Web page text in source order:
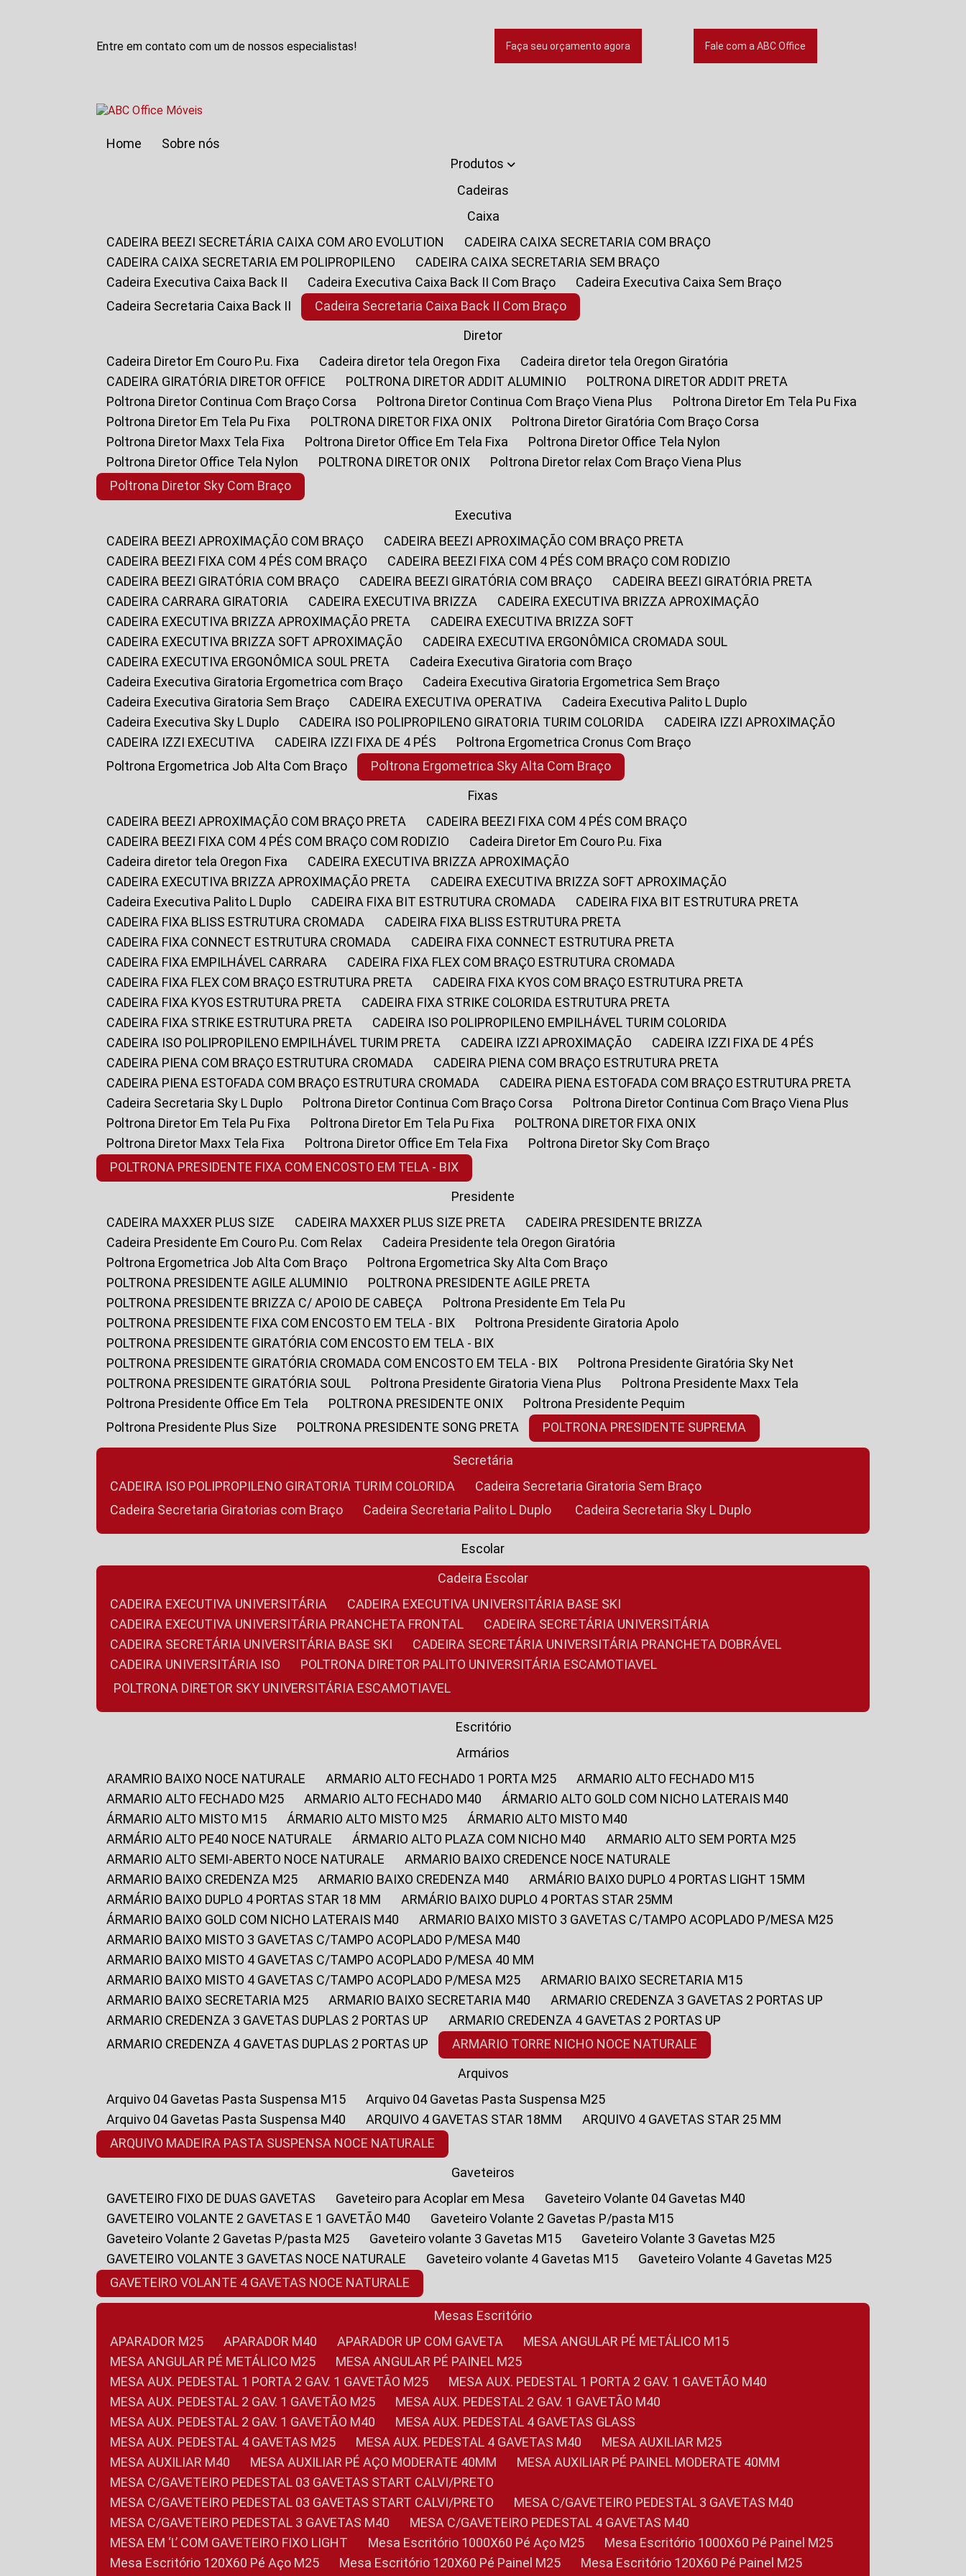
Entre em contato com um de nossos especialistas! Faça seu orçamento agora Fale com a ABC Office
Home
Sobre nós
Produtos
Cadeiras
Caixa
CADEIRA BEEZI SECRETÁRIA CAIXA COM ARO EVOLUTION
CADEIRA CAIXA SECRETARIA COM BRAÇO
CADEIRA CAIXA SECRETARIA EM POLIPROPILENO
CADEIRA CAIXA SECRETARIA SEM BRAÇO
Cadeira Executiva Caixa Back II
Cadeira Executiva Caixa Back II Com Braço
Cadeira Executiva Caixa Sem Braço
Cadeira Secretaria Caixa Back II
Cadeira Secretaria Caixa Back II Com Braço
Diretor
Cadeira Diretor Em Couro P.u. Fixa
Cadeira diretor tela Oregon Fixa
Cadeira diretor tela Oregon Giratória
CADEIRA GIRATÓRIA DIRETOR OFFICE
POLTRONA DIRETOR ADDIT ALUMINIO
POLTRONA DIRETOR ADDIT PRETA
Poltrona Diretor Continua Com Braço Corsa
Poltrona Diretor Continua Com Braço Viena Plus
Poltrona Diretor Em Tela Pu Fixa
Poltrona Diretor Em Tela Pu Fixa
POLTRONA DIRETOR FIXA ONIX
Poltrona Diretor Giratória Com Braço Corsa
Poltrona Diretor Maxx Tela Fixa
Poltrona Diretor Office Em Tela Fixa
Poltrona Diretor Office Tela Nylon
Poltrona Diretor Office Tela Nylon
POLTRONA DIRETOR ONIX
Poltrona Diretor relax Com Braço Viena Plus
Poltrona Diretor Sky Com Braço
Executiva
CADEIRA BEEZI APROXIMAÇÃO COM BRAÇO
CADEIRA BEEZI APROXIMAÇÃO COM BRAÇO PRETA
CADEIRA BEEZI FIXA COM 4 PÉS COM BRAÇO
CADEIRA BEEZI FIXA COM 4 PÉS COM BRAÇO COM RODIZIO
CADEIRA BEEZI GIRATÓRIA COM BRAÇO
CADEIRA BEEZI GIRATÓRIA COM BRAÇO
CADEIRA BEEZI GIRATÓRIA PRETA
CADEIRA CARRARA GIRATORIA
CADEIRA EXECUTIVA BRIZZA
CADEIRA EXECUTIVA BRIZZA APROXIMAÇÃO
CADEIRA EXECUTIVA BRIZZA APROXIMAÇÃO PRETA
CADEIRA EXECUTIVA BRIZZA SOFT
CADEIRA EXECUTIVA BRIZZA SOFT APROXIMAÇÃO
CADEIRA EXECUTIVA ERGONÔMICA CROMADA SOUL
CADEIRA EXECUTIVA ERGONÔMICA SOUL PRETA
Cadeira Executiva Giratoria com Braço
Cadeira Executiva Giratoria Ergometrica com Braço
Cadeira Executiva Giratoria Ergometrica Sem Braço
Cadeira Executiva Giratoria Sem Braço
CADEIRA EXECUTIVA OPERATIVA
Cadeira Executiva Palito L Duplo
Cadeira Executiva Sky L Duplo
CADEIRA ISO POLIPROPILENO GIRATORIA TURIM COLORIDA
CADEIRA IZZI APROXIMAÇÃO
CADEIRA IZZI EXECUTIVA
CADEIRA IZZI FIXA DE 4 PÉS
Poltrona Ergometrica Cronus Com Braço
Poltrona Ergometrica Job Alta Com Braço
Poltrona Ergometrica Sky Alta Com Braço
Fixas
CADEIRA BEEZI APROXIMAÇÃO COM BRAÇO PRETA
CADEIRA BEEZI FIXA COM 4 PÉS COM BRAÇO
CADEIRA BEEZI FIXA COM 4 PÉS COM BRAÇO COM RODIZIO
Cadeira Diretor Em Couro P.u. Fixa
Cadeira diretor tela Oregon Fixa
CADEIRA EXECUTIVA BRIZZA APROXIMAÇÃO
CADEIRA EXECUTIVA BRIZZA APROXIMAÇÃO PRETA
CADEIRA EXECUTIVA BRIZZA SOFT APROXIMAÇÃO
Cadeira Executiva Palito L Duplo
CADEIRA FIXA BIT ESTRUTURA CROMADA
CADEIRA FIXA BIT ESTRUTURA PRETA
CADEIRA FIXA BLISS ESTRUTURA CROMADA
CADEIRA FIXA BLISS ESTRUTURA PRETA
CADEIRA FIXA CONNECT ESTRUTURA CROMADA
CADEIRA FIXA CONNECT ESTRUTURA PRETA
CADEIRA FIXA EMPILHÁVEL CARRARA
CADEIRA FIXA FLEX COM BRAÇO ESTRUTURA CROMADA
CADEIRA FIXA FLEX COM BRAÇO ESTRUTURA PRETA
CADEIRA FIXA KYOS COM BRAÇO ESTRUTURA PRETA
CADEIRA FIXA KYOS ESTRUTURA PRETA
CADEIRA FIXA STRIKE COLORIDA ESTRUTURA PRETA
CADEIRA FIXA STRIKE ESTRUTURA PRETA
CADEIRA ISO POLIPROPILENO EMPILHÁVEL TURIM COLORIDA
CADEIRA ISO POLIPROPILENO EMPILHÁVEL TURIM PRETA
CADEIRA IZZI APROXIMAÇÃO
CADEIRA IZZI FIXA DE 4 PÉS
CADEIRA PIENA COM BRAÇO ESTRUTURA CROMADA
CADEIRA PIENA COM BRAÇO ESTRUTURA PRETA
CADEIRA PIENA ESTOFADA COM BRAÇO ESTRUTURA CROMADA
CADEIRA PIENA ESTOFADA COM BRAÇO ESTRUTURA PRETA
Cadeira Secretaria Sky L Duplo
Poltrona Diretor Continua Com Braço Corsa
Poltrona Diretor Continua Com Braço Viena Plus
Poltrona Diretor Em Tela Pu Fixa
Poltrona Diretor Em Tela Pu Fixa
POLTRONA DIRETOR FIXA ONIX
Poltrona Diretor Maxx Tela Fixa
Poltrona Diretor Office Em Tela Fixa
Poltrona Diretor Sky Com Braço
POLTRONA PRESIDENTE FIXA COM ENCOSTO EM TELA - BIX
Presidente
CADEIRA MAXXER PLUS SIZE
CADEIRA MAXXER PLUS SIZE PRETA
CADEIRA PRESIDENTE BRIZZA
Cadeira Presidente Em Couro P.u. Com Relax
Cadeira Presidente tela Oregon Giratória
Poltrona Ergometrica Job Alta Com Braço
Poltrona Ergometrica Sky Alta Com Braço
POLTRONA PRESIDENTE AGILE ALUMINIO
POLTRONA PRESIDENTE AGILE PRETA
POLTRONA PRESIDENTE BRIZZA C/ APOIO DE CABEÇA
Poltrona Presidente Em Tela Pu
POLTRONA PRESIDENTE FIXA COM ENCOSTO EM TELA - BIX
Poltrona Presidente Giratoria Apolo
POLTRONA PRESIDENTE GIRATÓRIA COM ENCOSTO EM TELA - BIX
POLTRONA PRESIDENTE GIRATÓRIA CROMADA COM ENCOSTO EM TELA - BIX
Poltrona Presidente Giratória Sky Net
POLTRONA PRESIDENTE GIRATÓRIA SOUL
Poltrona Presidente Giratoria Viena Plus
Poltrona Presidente Maxx Tela
Poltrona Presidente Office Em Tela
POLTRONA PRESIDENTE ONIX
Poltrona Presidente Pequim
Poltrona Presidente Plus Size
POLTRONA PRESIDENTE SONG PRETA POLTRONA PRESIDENTE SUPREMA
Secretária
CADEIRA ISO POLIPROPILENO GIRATORIA TURIM COLORIDA
Cadeira Secretaria Giratoria Sem Braço
Cadeira Secretaria Giratorias com Braço
Cadeira Secretaria Palito L Duplo Cadeira Secretaria Sky L Duplo
Escolar
Cadeira Escolar
CADEIRA EXECUTIVA UNIVERSITÁRIA
CADEIRA EXECUTIVA UNIVERSITÁRIA BASE SKI
CADEIRA EXECUTIVA UNIVERSITÁRIA PRANCHETA FRONTAL
CADEIRA SECRETÁRIA UNIVERSITÁRIA
CADEIRA SECRETÁRIA UNIVERSITÁRIA BASE SKI
CADEIRA SECRETÁRIA UNIVERSITÁRIA PRANCHETA DOBRÁVEL
CADEIRA UNIVERSITÁRIA ISO
POLTRONA DIRETOR PALITO UNIVERSITÁRIA ESCAMOTIAVEL
POLTRONA DIRETOR SKY UNIVERSITÁRIA ESCAMOTIAVEL
Escritório
Armários
ARAMRIO BAIXO NOCE NATURALE
ARMARIO ALTO FECHADO 1 PORTA M25
ARMARIO ALTO FECHADO M15
ARMARIO ALTO FECHADO M25
ARMARIO ALTO FECHADO M40
ÁRMARIO ALTO GOLD COM NICHO LATERAIS M40
ÁRMARIO ALTO MISTO M15
ÁRMARIO ALTO MISTO M25
ÁRMARIO ALTO MISTO M40
ARMÁRIO ALTO PE40 NOCE NATURALE
ÁRMARIO ALTO PLAZA COM NICHO M40
ARMARIO ALTO SEM PORTA M25
ARMARIO ALTO SEMI-ABERTO NOCE NATURALE
ARMARIO BAIXO CREDENCE NOCE NATURALE
ARMARIO BAIXO CREDENZA M25
ARMARIO BAIXO CREDENZA M40
ARMÁRIO BAIXO DUPLO 4 PORTAS LIGHT 15MM
ARMÁRIO BAIXO DUPLO 4 PORTAS STAR 18 MM
ARMÁRIO BAIXO DUPLO 4 PORTAS STAR 25MM
ÁRMARIO BAIXO GOLD COM NICHO LATERAIS M40
ARMARIO BAIXO MISTO 3 GAVETAS C/TAMPO ACOPLADO P/MESA M25
ARMARIO BAIXO MISTO 3 GAVETAS C/TAMPO ACOPLADO P/MESA M40
ARMARIO BAIXO MISTO 4 GAVETAS C/TAMPO ACOPLADO P/MESA 40 MM
ARMARIO BAIXO MISTO 4 GAVETAS C/TAMPO ACOPLADO P/MESA M25
ARMARIO BAIXO SECRETARIA M15
ARMARIO BAIXO SECRETARIA M25
ARMARIO BAIXO SECRETARIA M40
ARMARIO CREDENZA 3 GAVETAS 2 PORTAS UP
ARMARIO CREDENZA 3 GAVETAS DUPLAS 2 PORTAS UP
ARMARIO CREDENZA 4 GAVETAS 2 PORTAS UP
ARMARIO CREDENZA 4 GAVETAS DUPLAS 2 PORTAS UP
ARMARIO TORRE NICHO NOCE NATURALE
Arquivos
Arquivo 04 Gavetas Pasta Suspensa M15
Arquivo 04 Gavetas Pasta Suspensa M25
Arquivo 04 Gavetas Pasta Suspensa M40
ARQUIVO 4 GAVETAS STAR 18MM
ARQUIVO 4 GAVETAS STAR 25 MM
ARQUIVO MADEIRA PASTA SUSPENSA NOCE NATURALE
Gaveteiros
GAVETEIRO FIXO DE DUAS GAVETAS
Gaveteiro para Acoplar em Mesa
Gaveteiro Volante 04 Gavetas M40
GAVETEIRO VOLANTE 2 GAVETAS E 1 GAVETÃO M40
Gaveteiro Volante 2 Gavetas P/pasta M15
Gaveteiro Volante 2 Gavetas P/pasta M25
Gaveteiro volante 3 Gavetas M15
Gaveteiro Volante 3 Gavetas M25
GAVETEIRO VOLANTE 3 GAVETAS NOCE NATURALE
Gaveteiro volante 4 Gavetas M15
Gaveteiro Volante 4 Gavetas M25
GAVETEIRO VOLANTE 4 GAVETAS NOCE NATURALE
Mesas Escritório
APARADOR M25
APARADOR M40 APARADOR UP COM GAVETA
MESA ANGULAR PÉ METÁLICO M15
MESA ANGULAR PÉ METÁLICO M25
MESA ANGULAR PÉ PAINEL M25
MESA AUX. PEDESTAL 1 PORTA 2 GAV. 1 GAVETÃO M25
MESA AUX. PEDESTAL 1 PORTA 2 GAV. 1 GAVETÃO M40
MESA AUX. PEDESTAL 2 GAV. 1 GAVETÃO M25
MESA AUX. PEDESTAL 2 GAV. 1 GAVETÃO M40
MESA AUX. PEDESTAL 2 GAV. 1 GAVETÃO M40
MESA AUX. PEDESTAL 4 GAVETAS GLASS
MESA AUX. PEDESTAL 4 GAVETAS M25
MESA AUX. PEDESTAL 4 GAVETAS M40
MESA AUXILIAR M25
MESA AUXILIAR M40
MESA AUXILIAR PÉ AÇO MODERATE 40MM
MESA AUXILIAR PÉ PAINEL MODERATE 40MM
MESA C/GAVETEIRO PEDESTAL 03 GAVETAS START CALVI/PRETO
MESA C/GAVETEIRO PEDESTAL 03 GAVETAS START CALVI/PRETO
MESA C/GAVETEIRO PEDESTAL 3 GAVETAS M40
MESA C/GAVETEIRO PEDESTAL 3 GAVETAS M40
MESA C/GAVETEIRO PEDESTAL 4 GAVETAS M40
MESA EM ‘L’ COM GAVETEIRO FIXO LIGHT
Mesa Escritório 1000X60 Pé Aço M25
Mesa Escritório 1000X60 Pé Painel M25
Mesa Escritório 120X60 Pé Aço M25
Mesa Escritório 120X60 Pé Painel M25
Mesa Escritório 120X60 Pé Painel M25